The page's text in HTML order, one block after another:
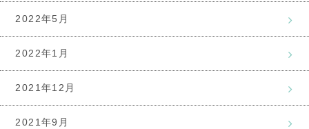
2022年5月
2022年1月
2021年12月
2021年9月